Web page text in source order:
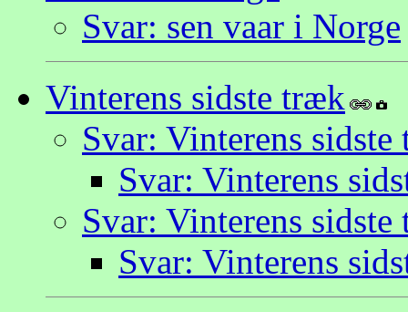
Svar: sen vaar i Norge
Vinterens sidste træk
Svar: Vinterens
Svar: Vinterens
Svar: Vinterens
Svar: Vinterens